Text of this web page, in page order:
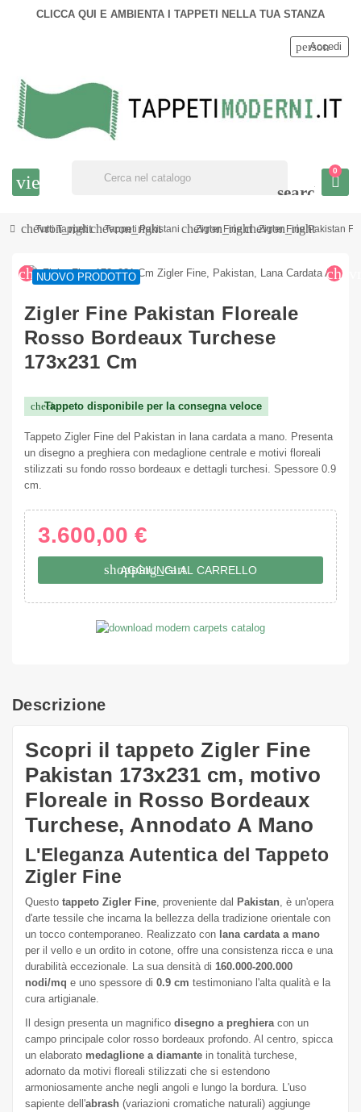
CLICCA QUI E AMBIENTA I TAPPETI NELLA TUA STANZA
view_headline search
person
Accedi
0
chevron_right
Tutti Tappeti chevron_right
Tappeti Pakistani chevron_right
Zigler Fine chevron_right
Zigler Fine Pakistan
chevron_left
NUOVO PRODOTTO
Zigler Fine Pakistan Floreale
Rosso Bordeaux Turchese
173x231 Cm
check
Tappeto disponibile per la consegna veloce
Tappeto Zigler Fine del Pakistan in lana cardata a mano. Presenta
un disegno a preghiera con medaglione centrale e motivi floreali
stilizzati su fondo rosso bordeaux e dettagli turchesi. Spessore 0.9
cm.
3.600,00 €
shopping_cart
AGGIUNGI AL CARRELLO
Descrizione
Scopri il tappeto Zigler Fine
Pakistan 173x231 cm, motivo
Floreale in Rosso Bordeaux
Turchese, Annodato A Mano
L'Eleganza Autentica del Tappeto
Zigler Fine
Questo tappeto Zigler Fine , proveniente dal Pakistan , è un'opera
d'arte tessile che incarna la bellezza della tradizione orientale con
un tocco contemporaneo. Realizzato con lana cardata a mano
per il vello e un ordito in cotone, offre una consistenza ricca e una
durabilità eccezionale. La sua densità di 160.000-200.000
nodi/mq e uno spessore di 0.9 cm testimoniano l'alta qualità e la
cura artigianale.
Il design presenta un magnifico disegno a preghiera con un
campo principale color rosso bordeaux profondo. Al centro, spicca
un elaborato medaglione a diamante in tonalità turchese,
adornato da motivi floreali stilizzati che si estendono
armoniosamente anche negli angoli e lungo la bordura. L'uso
sapiente dell'abrash (variazioni cromatiche naturali) aggiunge